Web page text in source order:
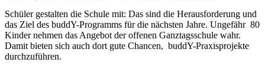
Schüler gestalten die Schule mit: Das sind die Herausforderung und
das Ziel des buddY-Programms für die nächsten Jahre. Ungefähr 80
Kinder nehmen das Angebot der offenen Ganztagsschule wahr.
Damit bieten sich auch dort gute Chancen, buddY-Praxisprojekte
durchzuführen.